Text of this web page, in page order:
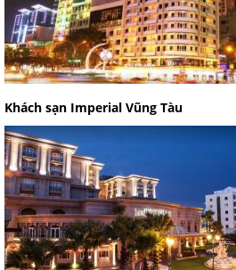
Khách sạn Imperial Vũng Tàu